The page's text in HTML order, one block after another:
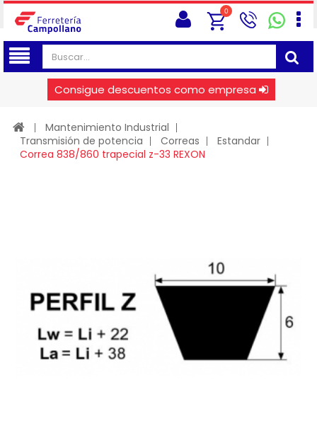
0
Consigue descuentos como empresa
Mantenimiento Industrial
Transmisión de potencia
Correas
Estandar
Correa 838/860 trapecial z-33 REXON